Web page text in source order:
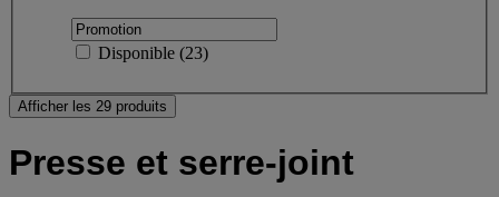
Disponible (23)
Afficher les 29 produits
Presse et serre-joint